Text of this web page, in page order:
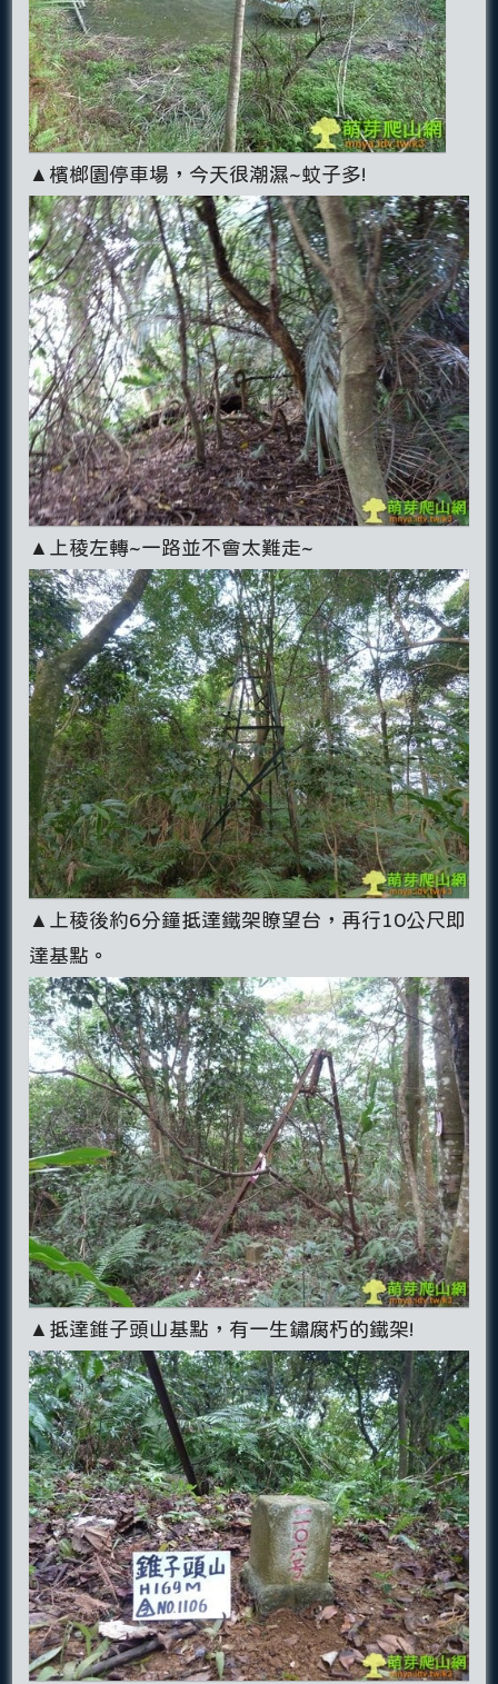
▲檳榔園停車場，今天很潮濕~蚊子多!
▲上稜左轉~一路並不會太難走~
▲上稜後約6分鐘抵達鐵架瞭望台，再行10公尺即
達基點。
▲抵達錐子頭山基點，有一生鏽腐朽的鐵架!